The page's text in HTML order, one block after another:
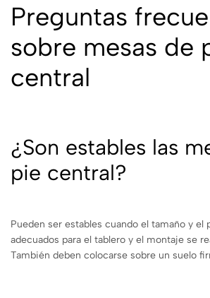
Preguntas
sobre mesas de
central
¿Son estables las
pie central?
Pueden ser estables cuando el tamaño y el
adecuados para el tablero y el montaje se
También deben colocarse sobre un suelo